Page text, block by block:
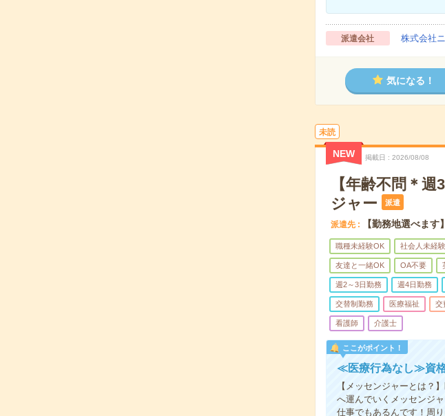
派遣会社 株式会社
気になる！
未読
NEW 掲載日 2026/08/08
【年齢不問＊
ジャー
派遣
派遣先 【勤務地選べます
職種未経験OK 社会人未経
友達と一緒OK OA不要
週2～3日勤務 週4日勤務
交替制勤務 医療福祉 交
看護師 介護士
ここがポイント！
≪医療行為なし≫資格
【メッセンジャーとは？
へ運んでいくメッセンジ
仕事でもあるんです！周